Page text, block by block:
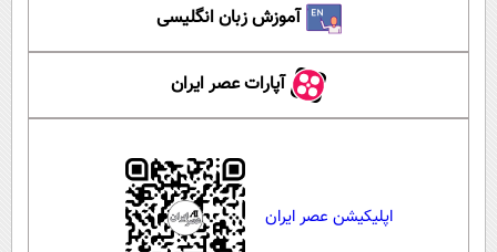
آموزش زبان انگلیسی
آپارات عصر ایران
اپلیکیشن عصر ایران